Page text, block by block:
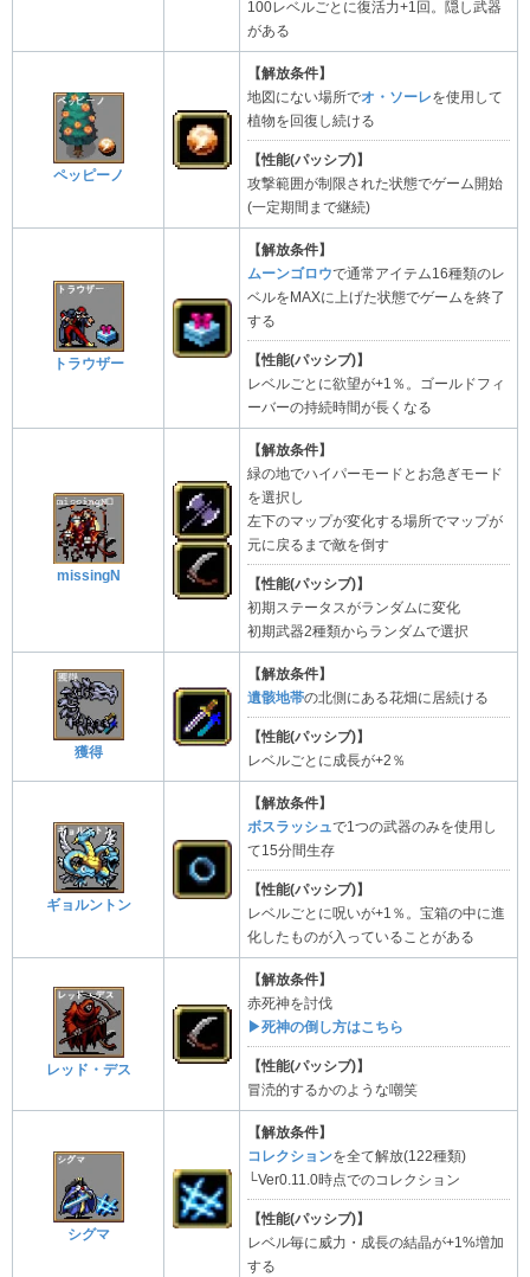
100レベルごとに復活力+1回。隠し武器
がある
ペッピーノ
【解放条件】
地図にない場所でオ・ソーレを使用して
植物を回復し続ける
【性能(パッシブ)】
攻撃範囲が制限された状態でゲーム開始
(一定期間まで継続)
トラウザー
【解放条件】
ムーンゴロウで通常アイテム16種類のレ
ベルをMAXに上げた状態でゲームを終了
する
【性能(パッシブ)】
レベルごとに欲望が+1％。ゴールドフィ
ーバーの持続時間が長くなる
missingN
【解放条件】
緑の地でハイパーモードとお急ぎモード
を選択し
左下のマップが変化する場所でマップが
元に戻るまで敵を倒す
【性能(パッシブ)】
初期ステータスがランダムに変化
初期武器2種類からランダムで選択
獲得
【解放条件】
遺骸地帯の北側にある花畑に居続ける
【性能(パッシブ)】
レベルごとに成長が+2％
ギョルントン
【解放条件】
ボスラッシュで1つの武器のみを使用し
て15分間生存
【性能(パッシブ)】
レベルごとに呪いが+1％。宝箱の中に進
化したものが入っていることがある
レッド・デス
【解放条件】
赤死神を討伐
▶死神の倒し方はこちら
【性能(パッシブ)】
冒涜的するかのような嘲笑
シグマ
【解放条件】
コレクションを全て解放(122種類)
└Ver0.11.0時点でのコレクション
【性能(パッシブ)】
レベル毎に威力・成長の結晶が+1%増加
する